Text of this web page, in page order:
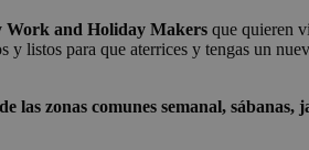
Work and Holiday Makers que quieren
y listos para que aterrices y tengas un
las zonas comunes semanal,